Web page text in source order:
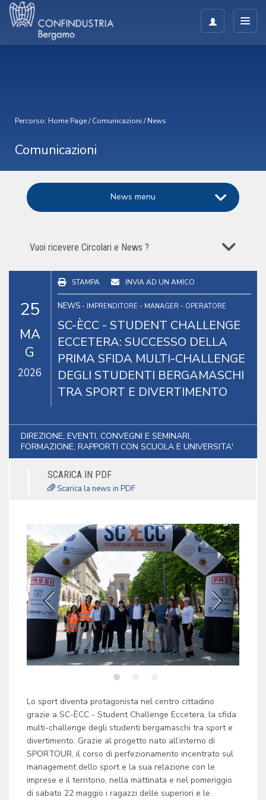
Percorso: Home Page/Comunicazioni /News
Comunicazioni
News menu
Vuoi ricevere Circolari e News ?
25
MA
G
2026
STAMPA INVIA AD UN AMICO
NEWS - IMPRENDITORE - MANAGER - OPERATORE
SC-ÈCC - STUDENT CHALLENGE
ECCETERA: SUCCESSO DELLA
PRIMA SFIDA MULTI-CHALLENGE
DEGLI STUDENTI BERGAMASCHI
TRA SPORT E DIVERTIMENTO
DIREZIONE, EVENTI, CONVEGNI E SEMINARI,
FORMAZIONE, RAPPORTI CON SCUOLA E UNIVERSITA'
SCARICA IN PDF
Scarica la news in PDF
Lo sport diventa protagonista nel centro cittadino
grazie a SC-ÈCC - Student Challenge Eccetera, la sfida
multi-challenge degli studenti bergamaschi tra sport e
divertimento. Grazie al progetto nato all’interno di
SPORTOUR, il corso di perfezionamento incentrato sul
management dello sport e la sua relazione con le
imprese e il territorio, nella mattinata e nel pomeriggio
di sabato 22 maggio i ragazzi delle superiori e le